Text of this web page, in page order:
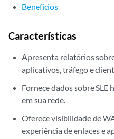
Benefícios
Características
Apresenta relatórios
aplicativos, tráfego e
Fornece dados sobre
em sua rede.
Oferece visibilidade de
experiência de enlaces e